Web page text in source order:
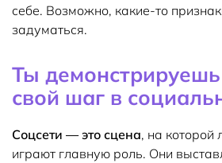
себе. Возможно, какие-то
задуматься.
Ты
свой шаг в
Соцсети — это сцена, на которой
играют главную роль. Они